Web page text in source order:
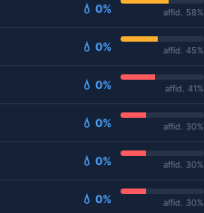
💧 0% affid. 58%
💧 0% affid. 45%
💧 0% affid. 41%
💧 0% affid. 30%
💧 0% affid. 30%
💧 0% affid. 30%